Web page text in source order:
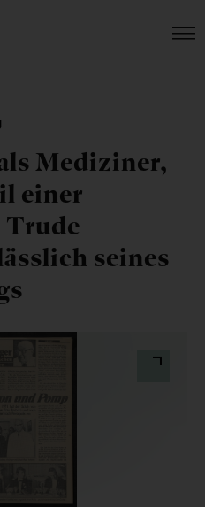
Mediziner,
einer
Trude
seines